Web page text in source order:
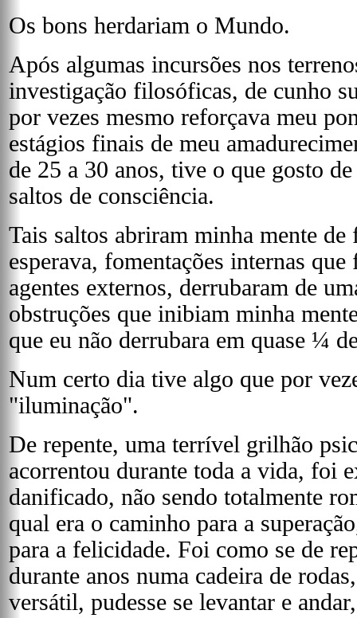
Os bons herdariam o Mundo.
Após algumas incursões nos
investigação filosóficas, de cunho
por vezes mesmo reforçava meu
estágios finais de meu
de 25 a 30 anos, tive o que gosto
saltos de consciência.
Tais saltos abriram minha mente de
esperava, fomentações internas
agentes externos, derrubaram de
obstruções que inibiam minha
que eu não derrubara em quase ¼
Num certo dia tive algo que por
"iluminação".
De repente, uma terrível grilhão
acorrentou durante toda a vida, foi
danificado, não sendo totalmente
qual era o caminho para a
para a felicidade. Foi como se de
durante anos numa cadeira de
versátil, pudesse se levantar e